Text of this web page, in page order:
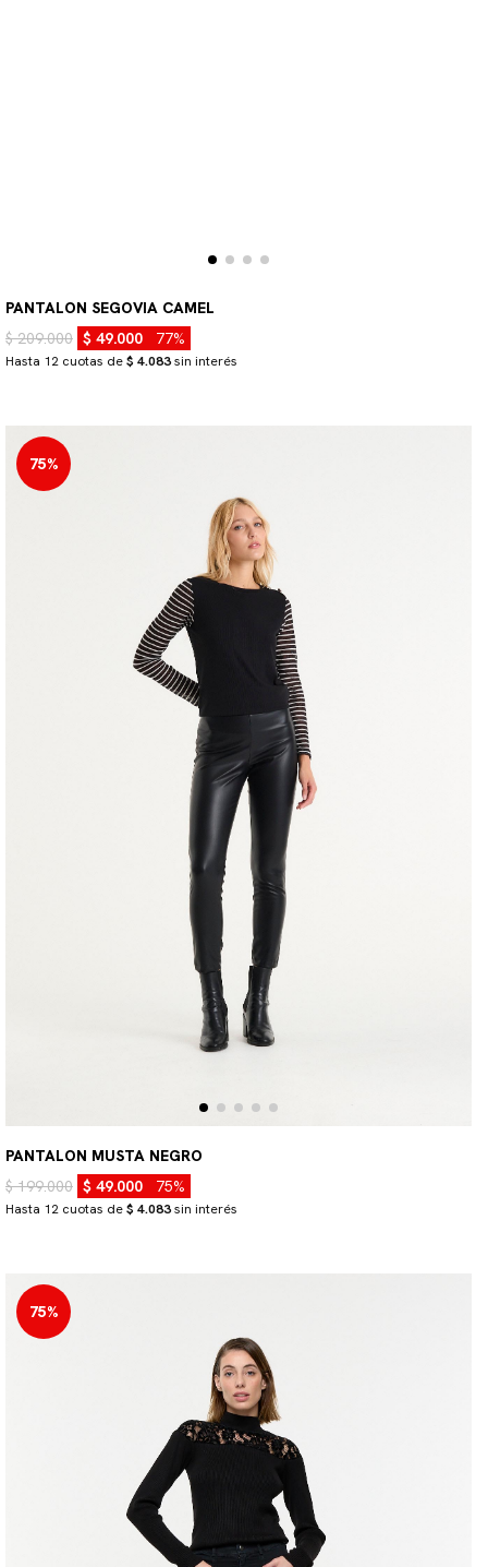
PANTALON SEGOVIA CAMEL
$ 209.000 $ 49.000 77%
Hasta 12 cuotas de$ 4.083sin interés
75%
PANTALON MUSTA NEGRO
$ 199.000 $ 49.000 75%
Hasta 12 cuotas de$ 4.083sin interés
75%